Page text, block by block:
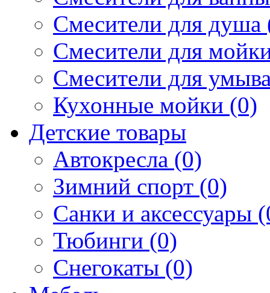
Смесители для душа
Смесители для
Смесители для
Кухонные мойки (0)
Детские товары
Автокресла (0)
Зимний спорт (0)
Санки и аксессуары
Тюбинги (0)
Снегокаты (0)